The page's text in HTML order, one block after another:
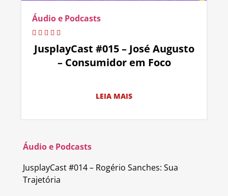
Áudio e Podcasts
JusplayCast #015 – José Augusto
– Consumidor em Foco
LEIA MAIS
Áudio e Podcasts
JusplayCast #014 – Rogério Sanches: Sua
Trajetória